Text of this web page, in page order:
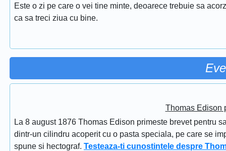
Este o zi pe care o vei tine minte, deoarece trebuie sa
ca sa treci ziua cu bine.
Thomas Edison
La 8 august 1876 Thomas Edison primeste brevet pentru
dintr-un cilindru acoperit cu o pasta speciala, pe care se
spune si hectograf. Testeaza-ti cunostintele despre